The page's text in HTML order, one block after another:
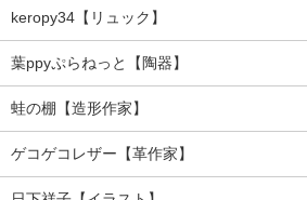
keropy34【リュック】
葉ppyぷらねっと【陶器】
蛙の棚【造形作家】
ゲコゲコレザー【革作家】